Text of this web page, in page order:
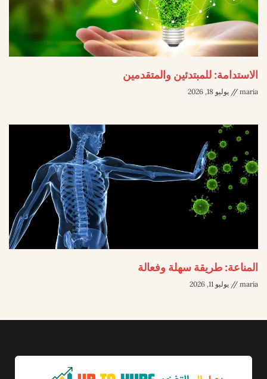
الاستدامة: للمبتدئين والمتقدمين
maria يوليو 18, 2026
المناعة: طريقة سهلة وفعالة
maria يوليو 11, 2026